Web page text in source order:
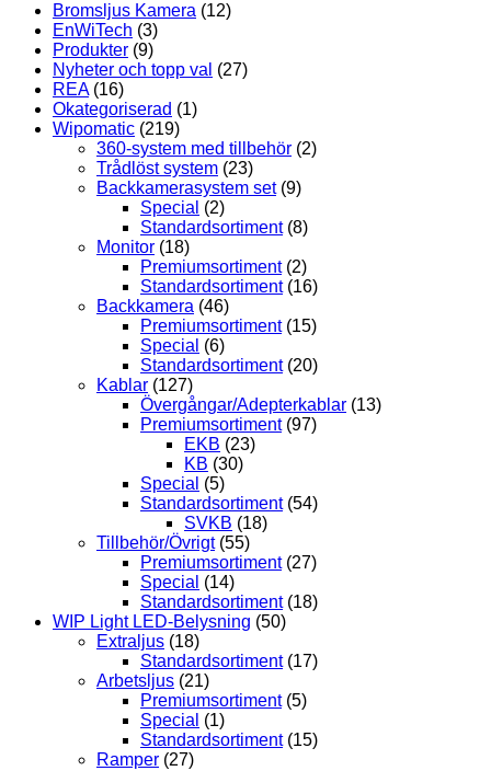
Bromsljus Kamera (12)
EnWiTech (3)
Produkter (9)
Nyheter och topp val (27)
REA (16)
Okategoriserad (1)
Wipomatic (219)
360-system med tillbehör (2)
Trådlöst system (23)
Backkamerasystem set (9)
Special (2)
Standardsortiment (8)
Monitor (18)
Premiumsortiment (2)
Standardsortiment (16)
Backkamera (46)
Premiumsortiment (15)
Special (6)
Standardsortiment (20)
Kablar (127)
Övergångar/Adepterkablar (13)
Premiumsortiment (97)
EKB (23)
KB (30)
Special (5)
Standardsortiment (54)
SVKB (18)
Tillbehör/Övrigt (55)
Premiumsortiment (27)
Special (14)
Standardsortiment (18)
WIP Light LED-Belysning (50)
Extraljus (18)
Standardsortiment (17)
Arbetsljus (21)
Premiumsortiment (5)
Special (1)
Standardsortiment (15)
Ramper (27)